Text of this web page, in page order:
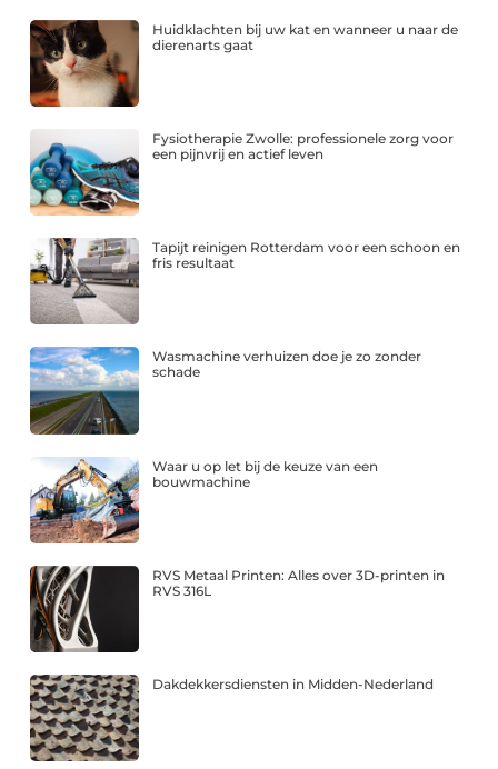
Huidklachten bij uw kat en wanneer u naar de
dierenarts gaat
Fysiotherapie Zwolle: professionele zorg voor
een pijnvrij en actief leven
Tapijt reinigen Rotterdam voor een schoon en
fris resultaat
Wasmachine verhuizen doe je zo zonder
schade
Waar u op let bij de keuze van een
bouwmachine
RVS Metaal Printen: Alles over 3D-printen in
RVS 316L
Dakdekkersdiensten in Midden-Nederland